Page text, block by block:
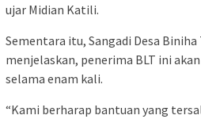
ujar Midian Katili.
Sementara itu, Sangadi Desa
menjelaskan, penerima BLT ini
selama enam kali.
“Kami berharap bantuan yang